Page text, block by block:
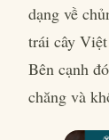
dạng về
trái cây
Bên cạnh
chăng và